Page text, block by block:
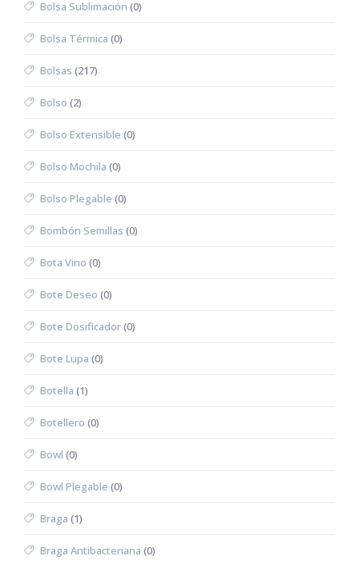
Bolsa Sublimación (0)
Bolsa Térmica (0)
Bolsas (217)
Bolso (2)
Bolso Extensible (0)
Bolso Mochila (0)
Bolso Plegable (0)
Bombón Semillas (0)
Bota Vino (0)
Bote Deseo (0)
Bote Dosificador(0)
Bote Lupa (0)
Botella (1)
Botellero (0)
Bowl (0)
Bowl Plegable (0)
Braga (1)
Braga Antibacteriana (0)